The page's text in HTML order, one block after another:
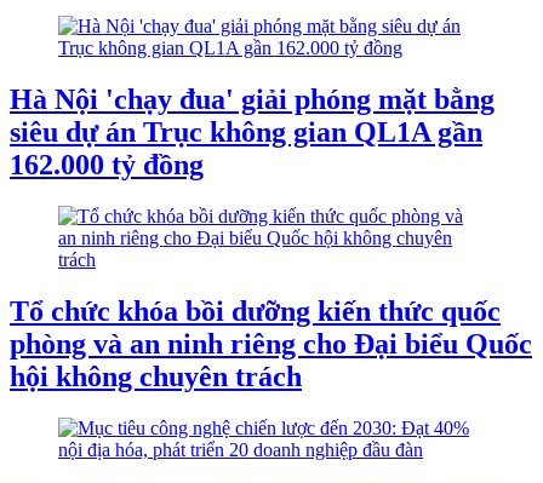
Hà Nội 'chạy đua' giải phóng mặt bằng
siêu dự án Trục không gian QL1A gần
162.000 tỷ đồng
Tổ chức khóa bồi dưỡng kiến thức quốc
phòng và an ninh riêng cho Đại biểu Quốc
hội không chuyên trách